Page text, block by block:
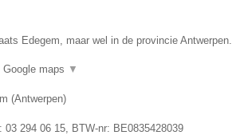
Edegem, maar wel in de provincie Antwerpen.
Google maps ▼
(Antwerpen)
03 294 06 15, BTW-nr: BE0835428039